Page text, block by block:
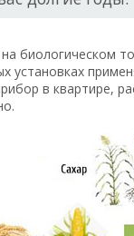
биологическом
установках
в квартире,